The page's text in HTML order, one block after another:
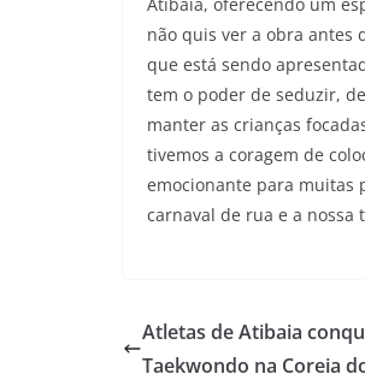
não quis ver a obra antes
que está sendo
tem o poder de seduzir,
manter as crianças
tivemos a coragem de
emocionante para muitas
carnaval de rua e a nossa
Atletas de Atibaia
Taekwondo na Coreia